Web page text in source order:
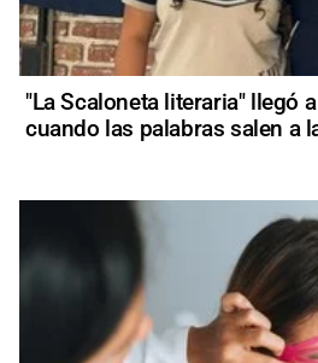
"La Scaloneta literaria" llegó
cuando las palabras salen a